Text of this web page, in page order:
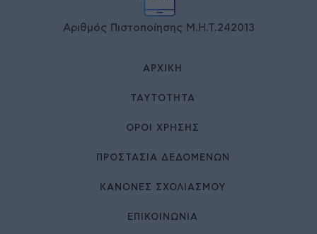
Αριθμός Πιστοποίησης Μ.Η.Τ.242013
ΑΡΧΙΚΉ
ΤΑΥΤΌΤΗΤΑ
ΌΡΟΙ ΧΡΉΣΗΣ
ΠΡΟΣΤΑΣΙΑ ΔΕΔΟΜΕΝΩΝ
ΚΑΝΟΝΕΣ ΣΧΟΛΙΑΣΜΟΥ
ΕΠΙΚΟΙΝΩΝΊΑ